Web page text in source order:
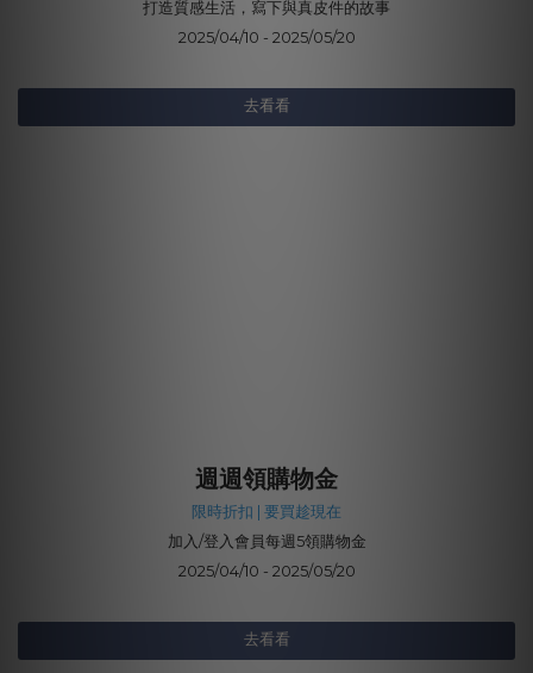
打造質感生活，寫下與真皮件的故事
2025/04/10 - 2025/05/20
去看看
週週領購物金
限時折扣 | 要買趁現在
加入/登入會員每週5領購物金
2025/04/10 - 2025/05/20
去看看